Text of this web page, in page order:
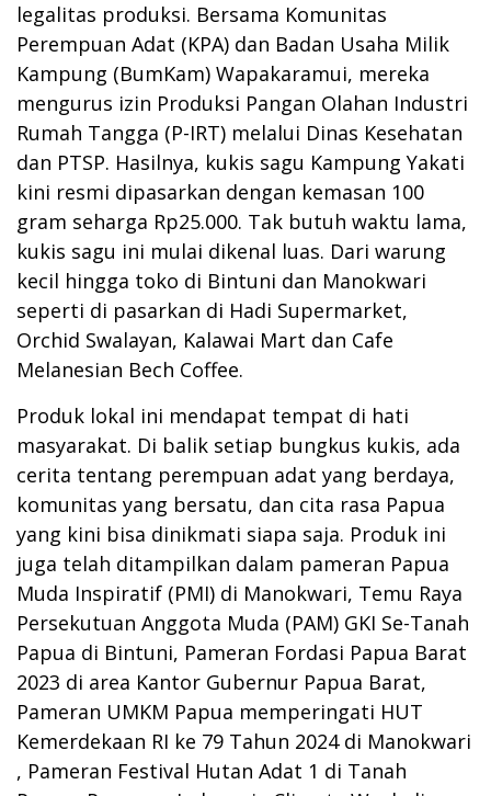
legalitas produksi. Bersama Komunitas
Perempuan Adat (KPA) dan Badan Usaha Milik
Kampung (BumKam) Wapakaramui, mereka
mengurus izin Produksi Pangan Olahan Industri
Rumah Tangga (P-IRT) melalui Dinas Kesehatan
dan PTSP. Hasilnya, kukis sagu Kampung Yakati
kini resmi dipasarkan dengan kemasan 100
gram seharga Rp25.000. Tak butuh waktu lama,
kukis sagu ini mulai dikenal luas. Dari warung
kecil hingga toko di Bintuni dan Manokwari
seperti di pasarkan di Hadi Supermarket,
Orchid Swalayan, Kalawai Mart dan Cafe
Melanesian Bech Coffee.
Produk lokal ini mendapat tempat di hati
masyarakat. Di balik setiap bungkus kukis, ada
cerita tentang perempuan adat yang berdaya,
komunitas yang bersatu, dan cita rasa Papua
yang kini bisa dinikmati siapa saja. Produk ini
juga telah ditampilkan dalam pameran Papua
Muda Inspiratif (PMI) di Manokwari, Temu Raya
Persekutuan Anggota Muda (PAM) GKI Se-Tanah
Papua di Bintuni, Pameran Fordasi Papua Barat
2023 di area Kantor Gubernur Papua Barat,
Pameran UMKM Papua memperingati HUT
Kemerdekaan RI ke 79 Tahun 2024 di Manokwari
, Pameran Festival Hutan Adat 1 di Tanah